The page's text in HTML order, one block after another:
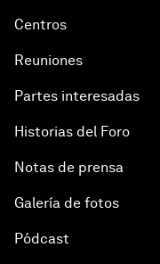
Centros
Reuniones
Partes interesadas
Historias del Foro
Notas de prensa
Galería de fotos
Pódcast